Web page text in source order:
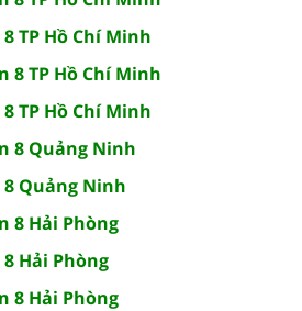
TP Hồ Chí Minh
8 TP Hồ Chí Minh
TP Hồ Chí Minh
8 Quảng Ninh
Quảng Ninh
8 Hải Phòng
Hải Phòng
8 Hải Phòng